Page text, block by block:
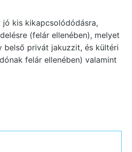
jó kis kikapcsolódódásra,
(felár ellenében), melyet
belső privát jakuzzit, és kültéri
felár ellenében) valamint